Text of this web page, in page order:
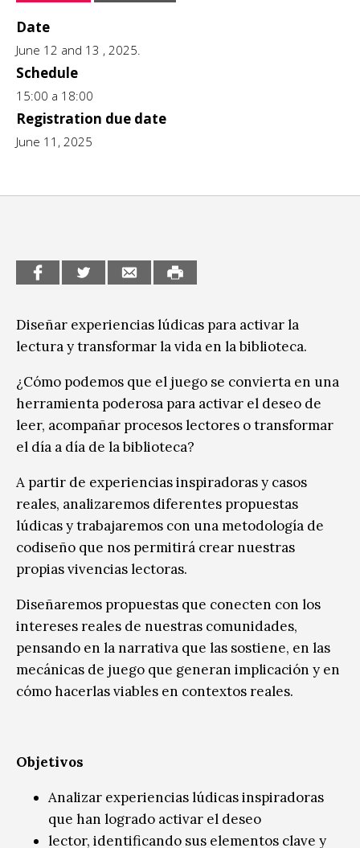
CCE en el interior/libros
Espacio itinerante de lectura infantil
Exposiciones
Formación
Género y Diversidad
Infantil y Juvenil
Sin categoría
Date
June 12 and 13 , 2025.
Schedule
15:00 a 18:00
Registration due date
June 11, 2025
Diseñar experiencias lúdicas para activar la
lectura y transformar la vida en la biblioteca.
¿Cómo podemos que el juego se convierta en una
herramienta poderosa para activar el deseo de
leer, acompañar procesos lectores o transformar
el día a día de la biblioteca?
A partir de experiencias inspiradoras y casos
reales, analizaremos diferentes propuestas
lúdicas y trabajaremos con una metodología de
codiseño que nos permitirá crear nuestras
propias vivencias lectoras.
Diseñaremos propuestas que conecten con los
intereses reales de nuestras comunidades,
pensando en la narrativa que las sostiene, en las
mecánicas de juego que generan implicación y en
cómo hacerlas viables en contextos reales.
Objetivos
Analizar experiencias lúdicas inspiradoras
que han logrado activar el deseo
lector, identificando sus elementos clave y